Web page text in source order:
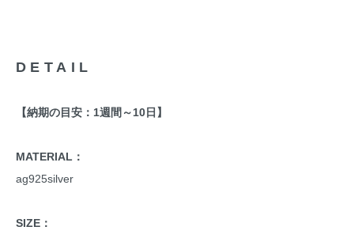
DETAIL
【納期の目安：1週間～10日】
MATERIAL：
ag925silver
SIZE：